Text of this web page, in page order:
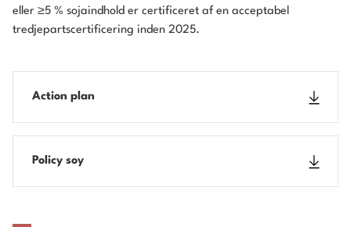
eller ≥5 % sojaindhold er certificeret af en acceptabel
tredjepartscertificering inden 2025.
Action plan
Policy soy